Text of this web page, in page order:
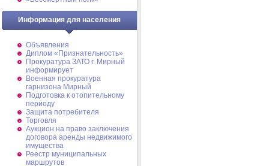
Информация для населения
Объявления
Диплом «Признательность»
Прокуратура ЗАТО г. Мирный
информирует
Военная прокуратура
гарнизона Мирный
Подготовка к отопительному
периоду
Защита потребителя
Торговля
Аукцион на право заключения
договора аренды недвижимого
имущества
Реестр муниципальных
маршрутов